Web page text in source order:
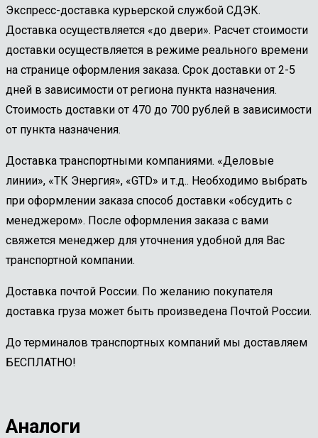
Экспресс-доставка курьерской службой СДЭК.
Доставка осуществляется «до двери». Расчет стоимости
доставки осуществляется в режиме реального времени
на странице оформления заказа. Срок доставки от 2-5
дней в зависимости от региона пункта назначения.
Стоимость доставки от 470 до 700 рублей в зависимости
от пункта назначения.
Доставка транспортными компаниями. «Деловые
линии», «ТК Энергия», «GTD» и т.д.. Необходимо выбрать
при оформлении заказа способ доставки «обсудить с
менеджером». После оформления заказа с вами
свяжется менеджер для уточнения удобной для Вас
транспортной компании.
Доставка почтой России. По желанию покупателя
доставка груза может быть произведена Почтой России.
До терминалов транспортных компаний мы доставляем
БЕСПЛАТНО!
Аналоги